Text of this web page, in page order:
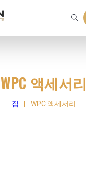
WPC 액세서리
집 WPC 액세서리